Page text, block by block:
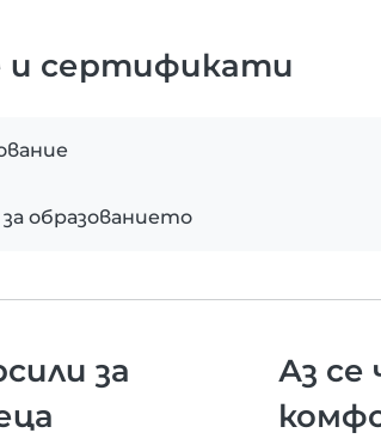
и сертификати
образованието
за
Аз се